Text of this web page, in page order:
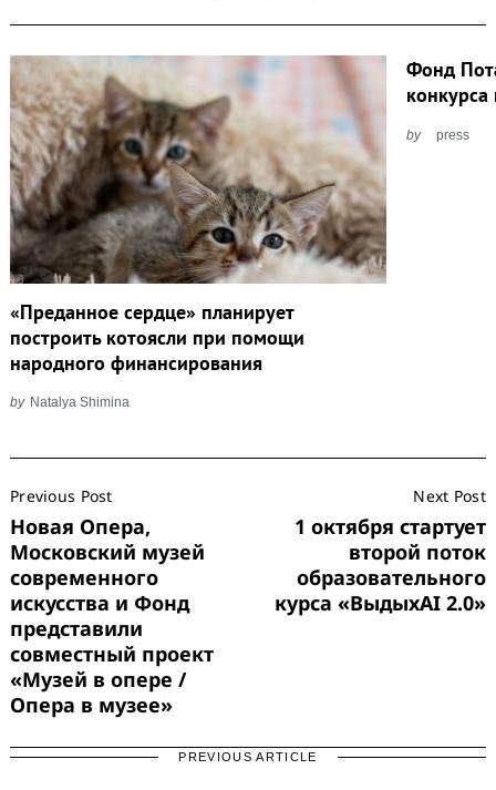
«Преданное сердце» планирует
построить котоясли при помощи
народного финансирования
by Natalya Shimina
Фонд
конкурса
by press
Navigation
Previous Post
Новая Опера,
Московский музей
современного
искусства и Фонд
представили
совместный проект
«Музей в опере /
Опера в музее»
Next Post
1 октября стартует
второй поток
образовательного
курса «ВыдыхAI 2.0»
PREVIOUS ARTICLE